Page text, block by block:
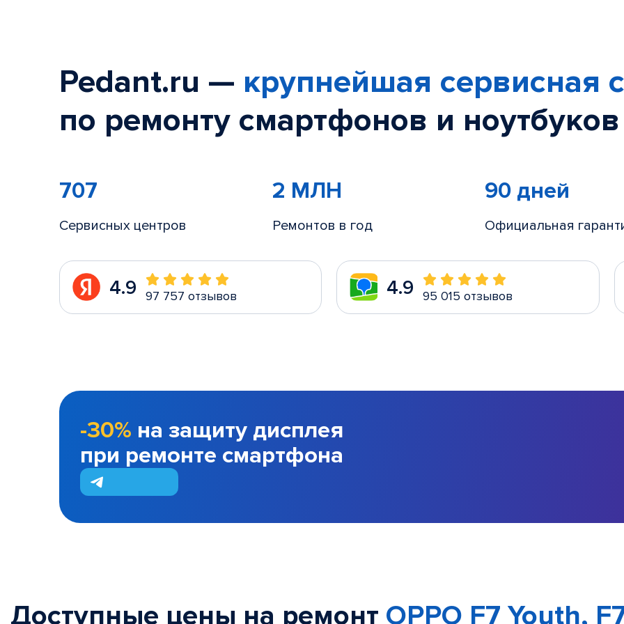
Pedant.ru — крупнейшая сервисная
по ремонту смартфонов и
707
Сервисных центров
2 МЛН
Ремонтов в год
90 дней
Официальная
4.9 97 757 отзывов 4.9 95 015 отзывов
-30% на защиту дисплея
при ремонте смартфона
Доступные цены на ремонт OPPO F7 Youth,